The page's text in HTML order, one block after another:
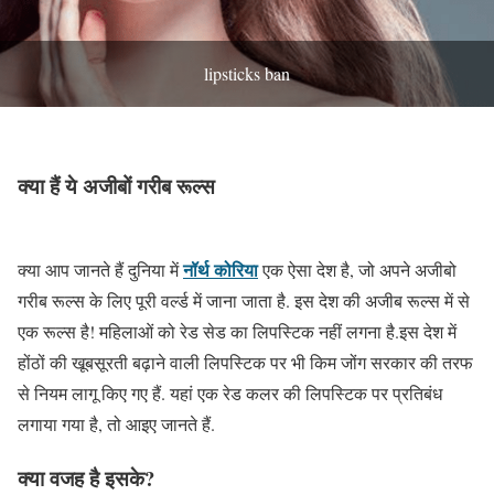
lipsticks ban
क्या हैं ये अजीबों गरीब रूल्स
क्या आप जानते हैं दुनिया मेंनॉर्थ कोरियाएक ऐसा देश है, जो अपने अजीबो
गरीब रूल्स के लिए पूरी वर्ल्ड में जाना जाता है. इस देश की अजीब रूल्स में से
एक रूल्स है! महिलाओं को रेड सेड का लिपस्टिक नहीं लगना है.इस देश में
होंठों की खूबसूरती बढ़ाने वाली लिपस्टिक पर भी किम जोंग सरकार की तरफ
से नियम लागू किए गए हैं. यहां एक रेड कलर की लिपस्टिक पर प्रतिबंध
लगाया गया है, तो आइए जानते हैं.
क्या वजह है इसके?